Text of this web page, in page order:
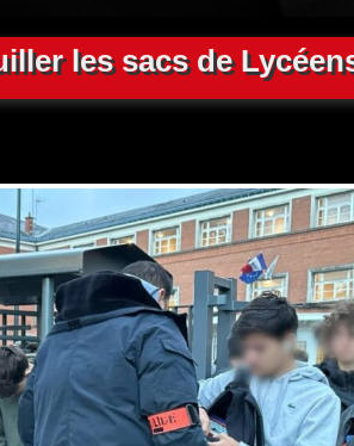
les sacs de